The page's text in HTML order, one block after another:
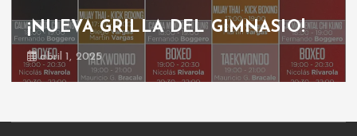
¡NUEVA GRILLA DEL GIMNASIO!
abril 1, 2025